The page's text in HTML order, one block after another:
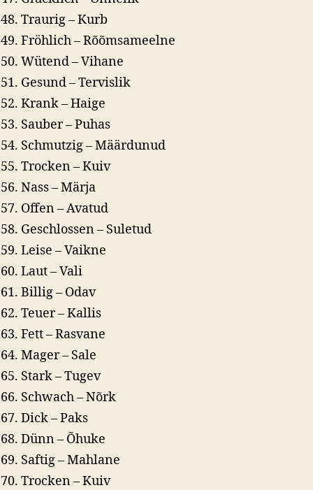
Traurig – Kurb
Fröhlich – Rõõmsameelne
Wütend – Vihane
Gesund – Tervislik
Krank – Haige
Sauber – Puhas
Schmutzig – Määrdunud
Trocken – Kuiv
Nass – Märja
Offen – Avatud
Geschlossen – Suletud
Leise – Vaikne
Laut – Vali
Billig – Odav
Teuer – Kallis
Fett – Rasvane
Mager – Sale
Stark – Tugev
Schwach – Nõrk
Dick – Paks
Dünn – Õhuke
Saftig – Mahlane
Trocken – Kuiv